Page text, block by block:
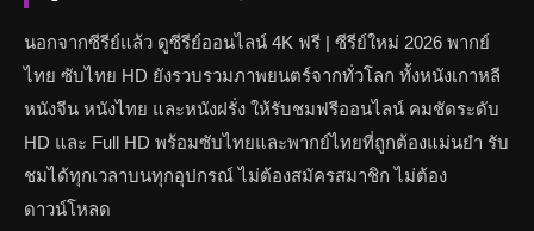
นอกจากซีรีย์แล้ว ดูซีรีย์ออนไลน์ 4K ฟรี | ซีรีย์ใหม่ 2026 พากย์
ไทย ซับไทย HD ยังรวบรวมภาพยนตร์จากทั่วโลก ทั้งหนังเกาหลี
หนังจีน หนังไทย และหนังฝรั่ง ให้รับชมฟรีออนไลน์ คมชัดระดับ
HD และ Full HD พร้อมซับไทยและพากย์ไทยที่ถูกต้องแม่นยำ รับ
ชมได้ทุกเวลาบนทุกอุปกรณ์ ไม่ต้องสมัครสมาชิก ไม่ต้อง
ดาวน์โหลด